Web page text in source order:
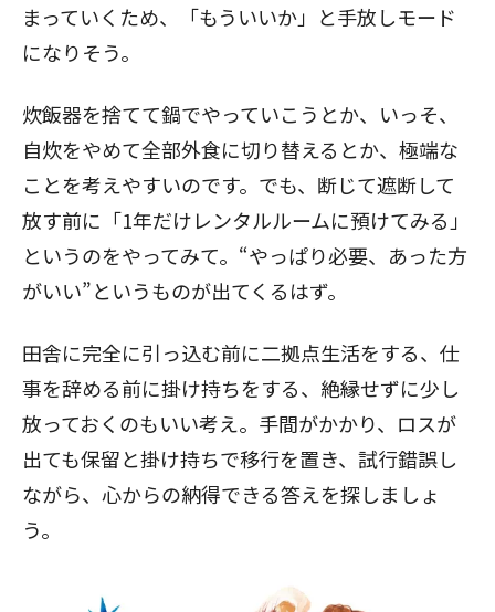
まっていくため、「もういいか」と手放しモード
になりそう。
炊飯器を捨てて鍋でやっていこうとか、いっそ、
自炊をやめて全部外食に切り替えるとか、極端な
ことを考えやすいのです。でも、断じて遮断して
放す前に「1年だけレンタルルームに預けてみる」
というのをやってみて。“やっぱり必要、あった方
がいい”というものが出てくるはず。
田舎に完全に引っ込む前に二拠点生活をする、仕
事を辞める前に掛け持ちをする、絶縁せずに少し
放っておくのもいい考え。手間がかかり、ロスが
出ても保留と掛け持ちで移行を置き、試行錯誤し
ながら、心からの納得できる答えを探しましょ
う。